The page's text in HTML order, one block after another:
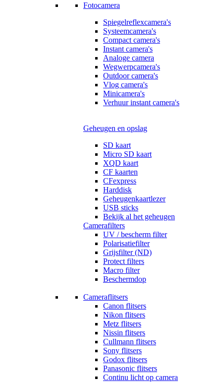
Fotocamera
Spiegelreflexcamera's
Systeemcamera's
Compact camera's
Instant camera's
Analoge camera
Wegwerpcamera's
Outdoor camera's
Vlog camera's
Minicamera's
Verhuur instant camera's
Geheugen en opslag
SD kaart
Micro SD kaart
XQD kaart
CF kaarten
CFexpress
Harddisk
Geheugenkaartlezer
USB sticks
Bekijk al het geheugen
Camerafilters
UV / bescherm filter
Polarisatiefilter
Grijsfilter (ND)
Protect filters
Macro filter
Beschermdop
Cameraflitsers
Canon flitsers
Nikon flitsers
Metz flitsers
Nissin flitsers
Cullmann flitsers
Sony flitsers
Godox flitsers
Panasonic flitsers
Continu licht op camera